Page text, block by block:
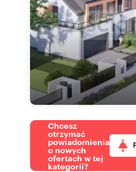
Chcesz
otrzymać
powiadomienia
o nowych
ofertach w tej
kategorii?